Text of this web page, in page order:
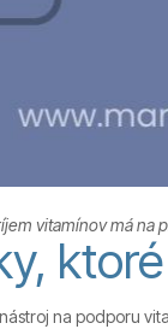
vitamínov má na
na podporu